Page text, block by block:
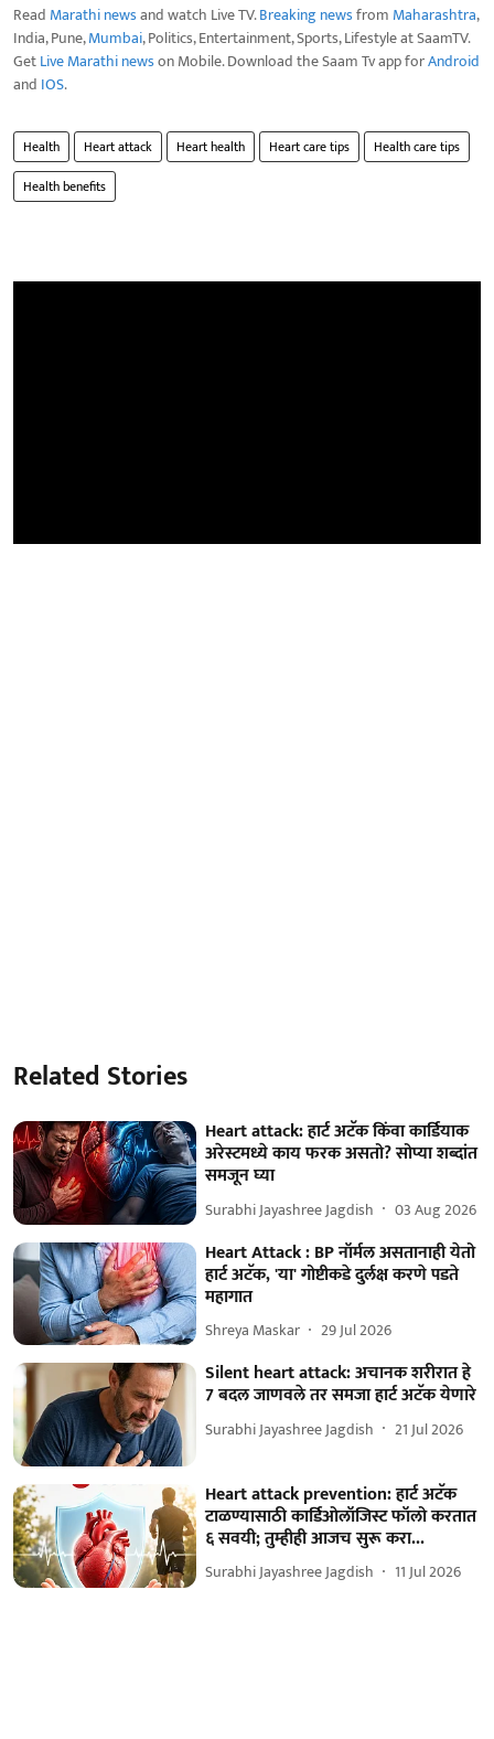
Read Marathi newsand watch Live TV.Breaking newsfrom Maharashtra,
India, Pune,Mumbai, Politics, Entertainment, Sports, Lifestyle at SaamTV.
GetLive Marathi newson Mobile. Download the Saam Tv app forAndroid
and IOS.
Health Heart attack Heart health Heart care tips
Health care tips
Health benefits
Related Stories
Heart attack: हार्ट अटॅक किंवा कार्डियाक
अरेस्टमध्ये काय फरक असतो? सोप्या शब्दांत
समजून घ्या
Surabhi Jayashree Jagdish 03 Aug 2026
Heart Attack : BP नॉर्मल असतानाही येतो
हार्ट अटॅक, 'या' गोष्टीकडे दुर्लक्ष करणे पडते
महागात
Shreya Maskar 29 Jul 2026
Silent heart attack: अचानक शरीरात हे
7 बदल जाणवले तर समजा हार्ट अटॅक येणारे
Surabhi Jayashree Jagdish 21 Jul 2026
Heart attack prevention: हार्ट अटॅक
टाळण्यासाठी कार्डिओलॉजिस्ट फॉलो करतात
६ सवयी; तुम्हीही आजच सुरू करा...
Surabhi Jayashree Jagdish 11 Jul 2026